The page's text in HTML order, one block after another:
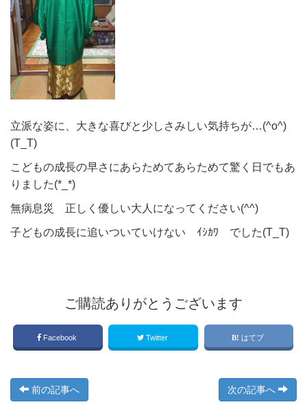
立派な姿に、大きな喜びと少しさみしい気持ちが…(^o^)
(T_T)
こどもの成長の早さにあらためてあらためて驚く日でもあ
りました(*_*)
無病息災 正しく優しい大人になってください(^^)
子どもの成長に追いついていけない ｲｼｶﾜ でした(T_T)
ご購読ありがとうございます
Facebook Twitter はてブ
前の記事へ 次の記事へ